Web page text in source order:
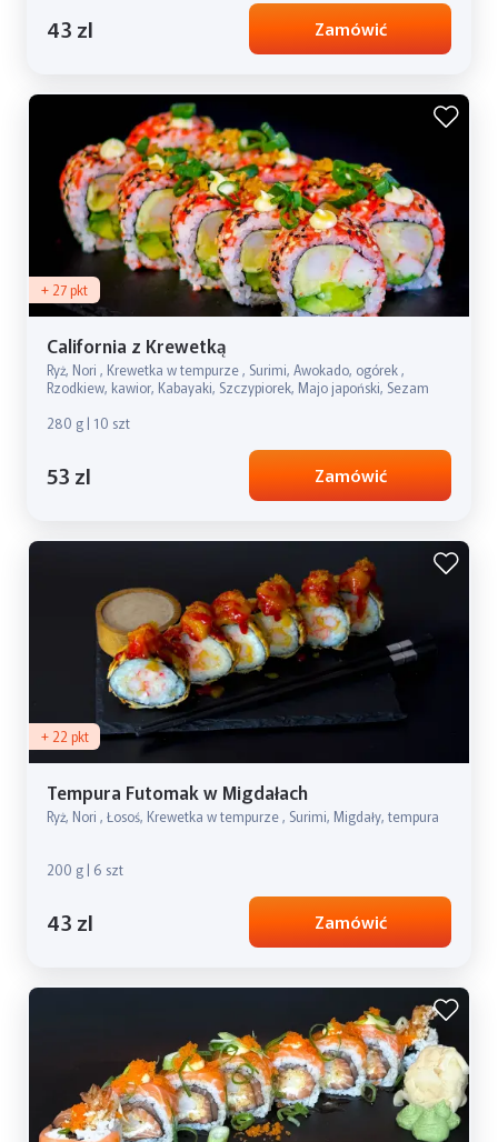
43 zl Zamówić
+ 27 pkt
California z Krewetką
Ryż, Nori , Krewetka w tempurze , Surimi, Awokado, ogórek ,
Rzodkiew, kawior, Kabayaki, Szczypiorek, Majo japoński, Sezam
280 g | 10 szt
53 zl Zamówić
+ 22 pkt
Tempura Futomak w Migdałach
Ryż, Nori , Łosoś, Krewetka w tempurze , Surimi, Migdały, tempura
200 g | 6 szt
43 zl Zamówić